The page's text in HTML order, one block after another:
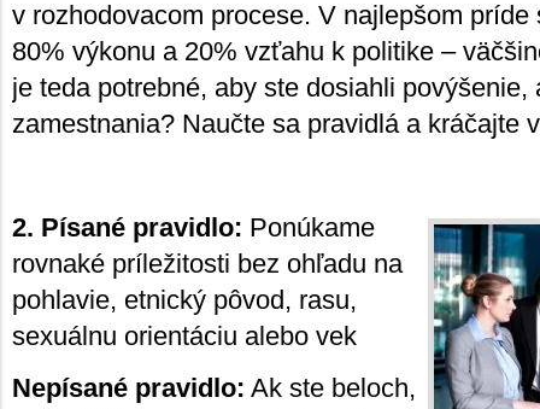
v rozhodovacom procese. V najlepšom
80% výkonu a 20% vzťahu k politike –
je teda potrebné, aby ste dosiahli povýšenie,
zamestnania? Naučte sa pravidlá a kráčajte
2. Písané pravidlo: Ponúkame
rovnaké príležitosti bez ohľadu na
pohlavie, etnický pôvod, rasu,
sexuálnu orientáciu alebo vek
Nepísané pravidlo: Ak ste beloch,